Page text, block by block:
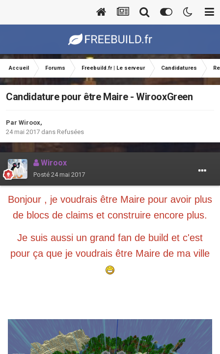
Accueil Forums Freebuild.fr | Le serveur Candidatures
Candidature pour être Maire - WirooxGreen
Par Wiroox,
24 mai 2017 dans Refusées
Wiroox
Posté 24 mai 2017
Bonjour , je voudrais être Maire pour avoir plus
de blocs de claims et construire encore plus.
Je suis aussi un grand fan de build et c'est
pour ça que je voudrais être Maire de ma ville